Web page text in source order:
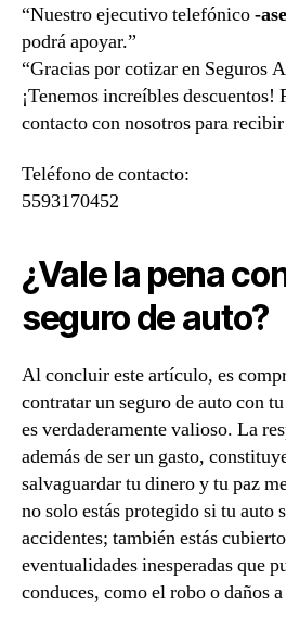
“Nuestro ejecutivo telefónico-
podrá apoyar.”
“Gracias por cotizar en Seguros
¡Tenemos increíbles descuentos!
contacto con nosotros para
Teléfono de contacto:
5593170452
¿Vale la pena
seguro de auto?
Al concluir este artículo, es
contratar un seguro de auto con
es verdaderamente valioso. La
además de ser un gasto,
salvaguardar tu dinero y tu paz
no solo estás protegido si tu auto
accidentes; también estás
eventualidades inesperadas que
conduces, como el robo o daños